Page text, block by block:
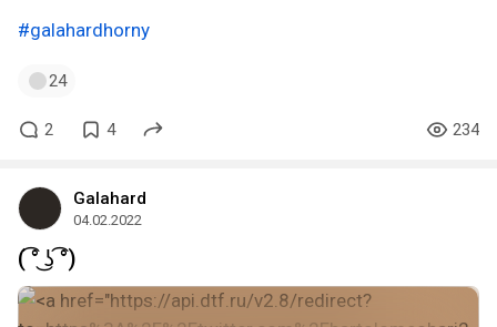
#galahardhorny
24
2 4 234
Galahard
04.02.2022
( ͡° ͜ʖ ͡°)